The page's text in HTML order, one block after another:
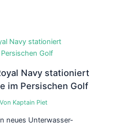
Navy stationiert
im Persischen Golf
Kaptain Piet
neues Unterwasser-